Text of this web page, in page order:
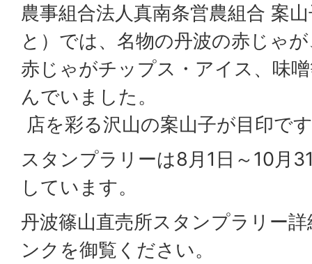
農事組合法人真南条営農組合 案
と）では、名物の丹波の赤じゃ
赤じゃがチップス・アイス、味
んでいました。
店を彩る沢山の案山子が目印で
スタンプラリーは8月1日～10月
しています。
丹波篠山直売所スタンプラリー
ンクを御覧ください。